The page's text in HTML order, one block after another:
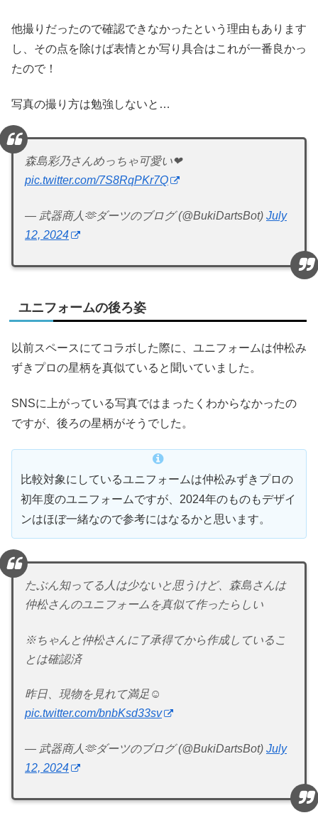
他撮りだったので確認できなかったという理由もあります
し、その点を除けば表情とか写り具合はこれが一番良かっ
たので！
写真の撮り方は勉強しないと…
森島彩乃さんめっちゃ可愛い❤
pic.twitter.com/7S8RqPKr7Q
— 武器商人🫶ダーツのブログ (@BukiDartsBot) July
12, 2024
ユニフォームの後ろ姿
以前スペースにてコラボした際に、ユニフォームは仲松み
ずきプロの星柄を真似ていると聞いていました。
SNSに上がっている写真ではまったくわからなかったの
ですが、後ろの星柄がそうでした。
比較対象にしているユニフォームは仲松みずきプロの
初年度のユニフォームですが、2024年のものもデザイ
ンはほぼ一緒なので参考にはなるかと思います。
たぶん知ってる人は少ないと思うけど、森島さんは
仲松さんのユニフォームを真似て作ったらしい
※ちゃんと仲松さんに了承得てから作成しているこ
とは確認済
昨日、現物を見れて満足☺
pic.twitter.com/bnbKsd33sv
— 武器商人🫶ダーツのブログ (@BukiDartsBot) July
12, 2024